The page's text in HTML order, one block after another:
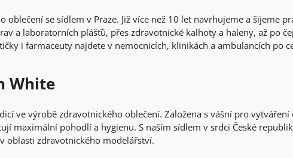
oblečení se sídlem v Praze. Již více než 10 let navrhujeme a šijeme
a laboratorních plášťů, přes zdravotnické kalhoty a haleny, až po
i farmaceuty najdete v nemocnicích, klinikách a ambulancích po
White
ve výrobě zdravotnického oblečení. Založena s vášní pro vytváření
maximální pohodlí a hygienu. S naším sídlem v srdci České
oblasti zdravotnického modelářství.